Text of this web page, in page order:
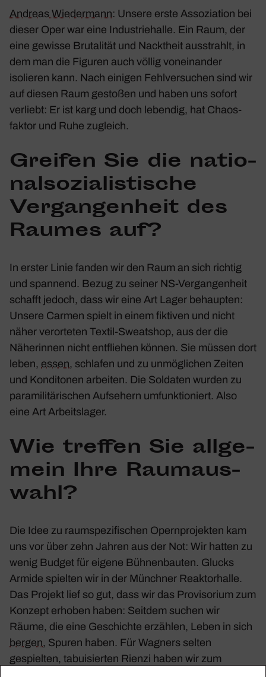
Andreas Wieder­mann: Unsere erste Asso­zia­tion bei
dieser Oper war eine Indus­trie­halle. Ein Raum, der
eine gewisse Bruta­lität und Nackt­heit ausstrahlt, in
dem man die Figuren auch völlig vonein­ander
isolieren kann. Nach einigen Fehl­ver­su­chen sind wir
auf diesen Raum gestoßen und haben uns sofort
verliebt: Er ist karg und doch lebendig, hat Chaos­
faktor und Ruhe zugleich.
Greifen Sie die natio­
nal­so­zia­lis­ti­sche
Vergan­gen­heit des
Raumes auf?
In erster Linie fanden wir den Raum an sich richtig
und span­nend. Bezug zu seiner NS-Vergan­gen­heit
schafft jedoch, dass wir eine Art Lager behaupten:
Unsere Carmen spielt in einem fiktiven und nicht
näher veror­teten Textil-Sweat­shop, aus der die
Nähe­rinnen nicht entfliehen können. Sie müssen dort
leben, essen, schlafen und zu unmög­li­chen Zeiten
und Kondi­tonen arbeiten. Die Soldaten wurden zu
para­mi­li­tä­ri­schen Aufse­hern umfunk­tio­niert. Also
eine Art Arbeits­lager.
Wie treffen Sie allge­
mein Ihre Raum­aus­
wahl?
Die Idee zu raum­spe­zi­fi­schen Opern­pro­jekten kam
uns vor über zehn Jahren aus der Not: Wir hatten zu
wenig Budget für eigene Bühnen­bauten. Glucks
Armide spielten wir in der Münchner Reak­tor­halle.
Das Projekt lief so gut, dass wir das Provi­so­rium zum
Konzept erhoben haben: Seitdem suchen wir
Räume, die eine Geschichte erzählen, Leben in sich
bergen, Spuren haben. Für Wagners selten
gespielten, tabui­sierten Rienzi haben wir zum